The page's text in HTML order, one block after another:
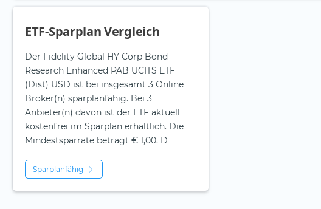
ETF-Sparplan Vergleich
Der Fidelity Global HY Corp Bond
Research Enhanced PAB UCITS ETF
(Dist) USD ist bei insgesamt 3 Online
Broker(n) sparplanfähig. Bei 3
Anbieter(n) davon ist der ETF aktuell
kostenfrei im Sparplan erhältlich. Die
Mindestsparrate beträgt € 1,00. D
Sparplanfähig